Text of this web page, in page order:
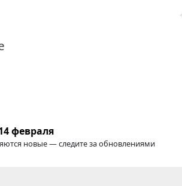
февраля
новые — следите за обновлениями